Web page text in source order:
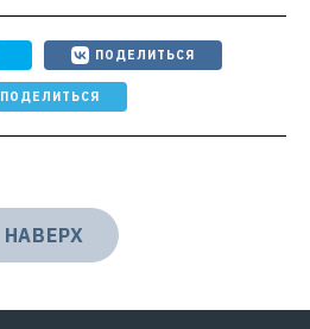
ПОДЕЛИТЬСЯ
ПОДЕЛИТЬСЯ
НАВЕРХ